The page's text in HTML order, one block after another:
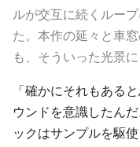
ルが交互に続くルー
た。本作の延々と車
も、そういった光景
「確かにそれもある
ウンドを意識したん
ック はサンプルを駆